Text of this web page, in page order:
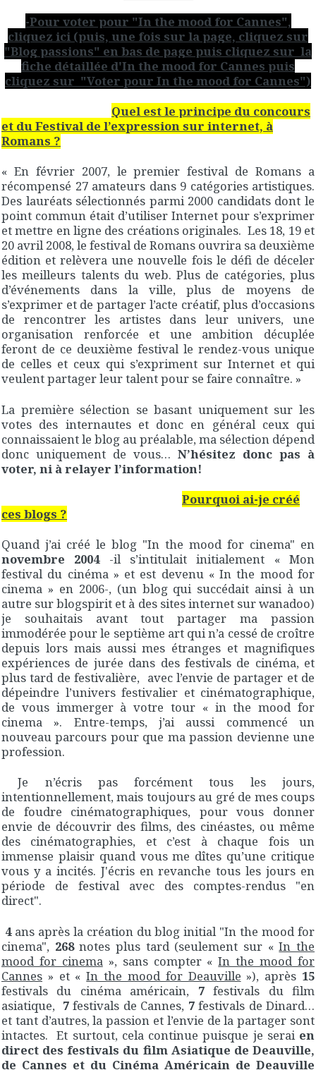
-Pour voter pour "In the mood for Cannes",
cliquez ici (puis, une fois sur la page, cliquez sur
"Blog passions" en bas de page puis cliquez sur la
fiche détaillée d'In the mood for Cannes puis
cliquez sur "Voter pour In the mood for Cannes")
Quel est le principe du concours
et du Festival de l’expression sur internet, à
Romans ?
« En février 2007, le premier festival de Romans a
récompensé 27 amateurs dans 9 catégories artistiques.
Des lauréats sélectionnés parmi 2000 candidats dont le
point commun était d’utiliser Internet pour s’exprimer
et mettre en ligne des créations originales. Les 18, 19 et
20 avril 2008, le festival de Romans ouvrira sa deuxième
édition et relèvera une nouvelle fois le défi de déceler
les meilleurs talents du web. Plus de catégories, plus
d’événements dans la ville, plus de moyens de
s’exprimer et de partager l’acte créatif, plus d’occasions
de rencontrer les artistes dans leur univers, une
organisation renforcée et une ambition décuplée
feront de ce deuxième festival le rendez-vous unique
de celles et ceux qui s’expriment sur Internet et qui
veulent partager leur talent pour se faire connaître. »
La première sélection se basant uniquement sur les
votes des internautes et donc en général ceux qui
connaissaient le blog au préalable, ma sélection dépend
donc uniquement de vous… N’hésitez donc pas à
voter, ni à relayer l’information!
Pourquoi ai-je créé
ces blogs ?
Quand j’ai créé le blog "In the mood for cinema" en
novembre 2004-il s’intitulait initialement « Mon
festival du cinéma » et est devenu « In the mood for
cinema » en 2006-, (un blog qui succédait ainsi à un
autre sur blogspirit et à des sites internet sur wanadoo)
je souhaitais avant tout partager ma passion
immodérée pour le septième art qui n’a cessé de croître
depuis lors mais aussi mes étranges et magnifiques
expériences de jurée dans des festivals de cinéma, et
plus tard de festivalière, avec l’envie de partager et de
dépeindre l’univers festivalier et cinématographique,
de vous immerger à votre tour « in the mood for
cinema ». Entre-temps, j’ai aussi commencé un
nouveau parcours pour que ma passion devienne une
profession.
Je n’écris pas forcément tous les jours,
intentionnellement, mais toujours au gré de mes coups
de foudre cinématographiques, pour vous donner
envie de découvrir des films, des cinéastes, ou même
des cinématographies, et c’est à chaque fois un
immense plaisir quand vous me dîtes qu’une critique
vous y a incités. J'écris en revanche tous les jours en
période de festival avec des comptes-rendus "en
direct".
4ans après la création du blog initial "In the mood for
cinema", 268notes plus tard (seulement sur «In the
mood for cinema», sans compter «In the mood for
Cannes » et «In the mood for Deauville »), après 15
festivals du cinéma américain, 7festivals du film
asiatique, 7festivals de Cannes, 7festivals de Dinard…
et tant d’autres, la passion et l’envie de la partager sont
intactes. Et surtout, cela continue puisque je serai en
direct des festivals du film Asiatique de Deauville,
de Cannes et du Cinéma Américain de Deauville